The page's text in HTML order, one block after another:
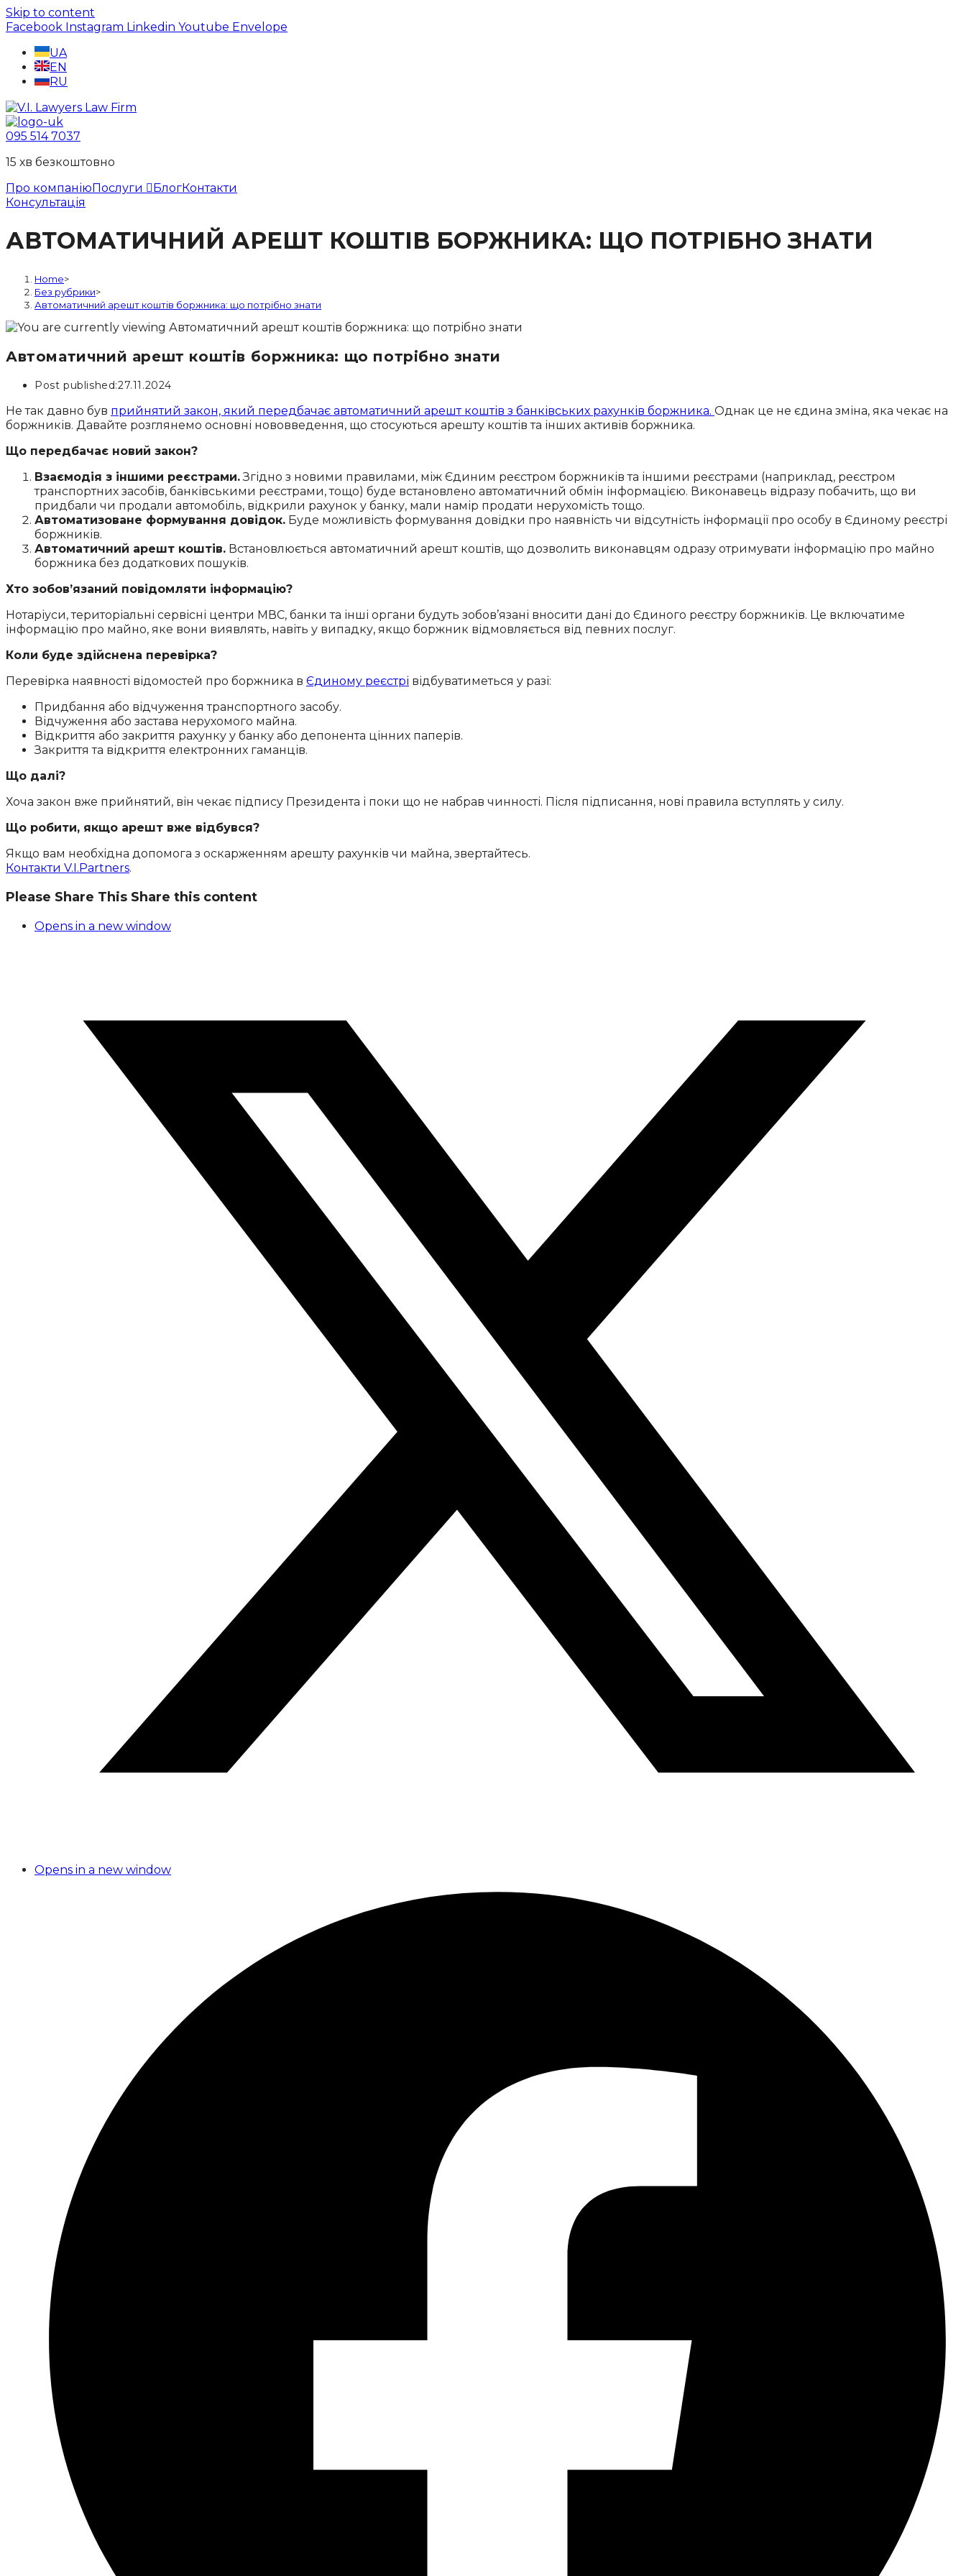
Skip to content
Facebook Instagram Linkedin Youtube Envelope
UA
EN
RU
095 514 7037
15 хв безкоштовно
Про компаніюПослуги БлогКонтакти
Консультація
АВТОМАТИЧНИЙ АРЕШТ КОШТІВ БОРЖНИКА: ЩО ПОТРІБНО ЗНАТИ
Home>
Без рубрики>
Автоматичний арешт коштів боржника: що потрібно знати
Автоматичний арешт коштів боржника: що потрібно знати
Post published:27.11.2024
Не так давно був прийнятий закон, який передбачає автоматичний арешт коштів з банківських рахунків боржника. Однак це не єдина зміна, яка чекає на
боржників. Давайте розглянемо основні нововведення, що стосуються арешту коштів та інших активів боржника.
Що передбачає новий закон?
Взаємодія з іншими реєстрами.Згідно з новими правилами, між Єдиним реєстром боржників та іншими реєстрами (наприклад, реєстром
транспортних засобів, банківськими реєстрами, тощо) буде встановлено автоматичний обмін інформацією. Виконавець відразу побачить, що ви
придбали чи продали автомобіль, відкрили рахунок у банку, мали намір продати нерухомість тощо.
Автоматизоване формування довідок. Буде можливість формування довідки про наявність чи відсутність інформації про особу в Єдиному реєстрі
боржників.
Автоматичний арешт коштів. Встановлюється автоматичний арешт коштів, що дозволить виконавцям одразу отримувати інформацію про майно
боржника без додаткових пошуків.
Хто зобов’язаний повідомляти інформацію?
Нотаріуси, територіальні сервісні центри МВС, банки та інші органи будуть зобов’язані вносити дані до Єдиного реєстру боржників. Це включатиме
інформацію про майно, яке вони виявлять, навіть у випадку, якщо боржник відмовляється від певних послуг.
Коли буде здійснена перевірка?
Перевірка наявності відомостей про боржника в Єдиному реєстрі відбуватиметься у разі:
Придбання або відчуження транспортного засобу.
Відчуження або застава нерухомого майна.
Відкриття або закриття рахунку у банку або депонента цінних паперів.
Закриття та відкриття електронних гаманців.
Що далі?
Хоча закон вже прийнятий, він чекає підпису Президента і поки що не набрав чинності. Після підписання, нові правила вступлять у силу.
Що робити, якщо арешт вже відбувся?
Якщо вам необхідна допомога з оскарженням арешту рахунків чи майна, звертайтесь.
Контакти V.I.Partners.
Please Share This Share this content
Opens in a new window
Opens in a new window